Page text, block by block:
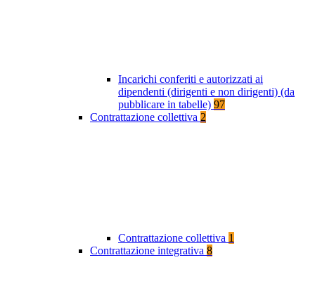
Incarichi conferiti e autorizzati ai
dipendenti (dirigenti e non dirigenti) (da
pubblicare in tabelle) 97
Contrattazione collettiva 2
Contrattazione collettiva 1
Contrattazione integrativa 8